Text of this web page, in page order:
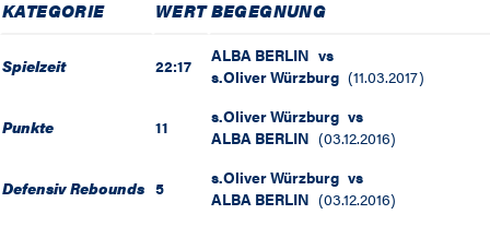
KATEGORIE WERTBEGEGNUNG
Spielzeit 22:17 ALBA BERLIN vs
s.Oliver Würzburg (11.03.2017)
Punkte 11 s.Oliver Würzburg vs
ALBA BERLIN (03.12.2016)
Defensiv Rebounds 5 s.Oliver Würzburg vs
ALBA BERLIN (03.12.2016)